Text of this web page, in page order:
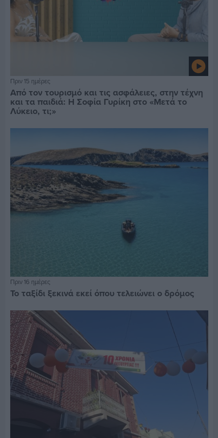
Πριν 15 ημέρες
Από τον τουρισμό και τις ασφάλειες, στην τέχνη
και τα παιδιά: Η Σοφία Γυρίκη στο «Μετά το
Λύκειο, τι;»
Πριν 16 ημέρες
Το ταξίδι ξεκινά εκεί όπου τελειώνει ο δρόμος